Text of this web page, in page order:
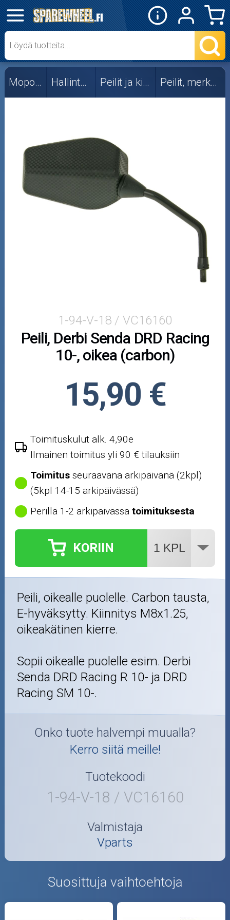
✕
Mopon osat
Skootterin osat
Crossipyörän osat
Moottorikelkan osat
Mopoauton osat
Mönkijän osat
Öljyt ja kemikaalit
Outlet-tuotteet
Mopon osat Hallintalaitteet Peilit ja kiinnikkeet Peilit, merkkikohtaiset
1-94-V-18 / VC16160
Peili, Derbi Senda DRD Racing
10-, oikea (carbon)
15,90 €
Toimituskulut alk. 4,90e
Ilmainen toimitus yli 90 € tilauksiin
Toimitus seuraavana arkipäivänä (2kpl)
(5kpl 14-15 arkipäivässä)
Perillä 1-2 arkipäivässätoimituksesta
KORIIN
Peili, oikealle puolelle. Carbon tausta,
E-hyväksytty. Kiinnitys M8x1.25,
oikeakätinen kierre.
Sopii oikealle puolelle esim. Derbi
Senda DRD Racing R 10- ja DRD
Racing SM 10-.
Onko tuote halvempi muualla?
Kerro siitä meille!
Tuotekoodi
1-94-V-18 / VC16160
Valmistaja
Vparts
Suosittuja vaihtoehtoja